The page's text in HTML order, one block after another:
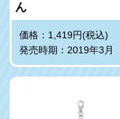
ん
価格：1,419円(税込)
発売時期：2019年3月